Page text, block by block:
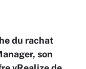
du rachat
son